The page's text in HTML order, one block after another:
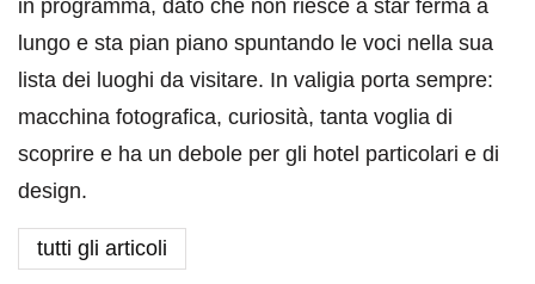
in programma, dato che non riesce a star ferma a
lungo e sta pian piano spuntando le voci nella sua
lista dei luoghi da visitare. In valigia porta sempre:
macchina fotografica, curiosità, tanta voglia di
scoprire e ha un debole per gli hotel particolari e di
design.
tutti gli articoli